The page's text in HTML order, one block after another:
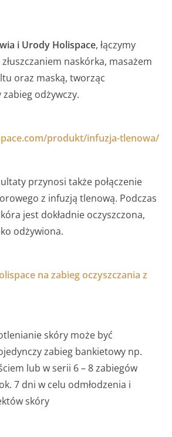
i Urody Holispace, łączymy
naskórka, masażem
oraz maską, tworząc
odżywczy.
produkt/infuzja-tlenowa/
przynosi także połączenie
z infuzją tlenową. Podczas
jest dokładnie oczyszczona,
odżywiona.
na zabieg oczyszczania z
skóry może być
zabieg bankietowy np.
lub w serii 6 – 8 zabiegów
7 dni w celu odmłodzenia i
skóry